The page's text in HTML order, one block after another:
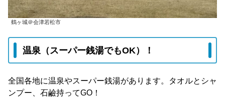
鶴ヶ城＠会津若松市
温泉（スーパー銭湯でもOK）！
全国各地に温泉やスーパー銭湯があります。タオルとシャ
ンプー、石鹼持ってGO！